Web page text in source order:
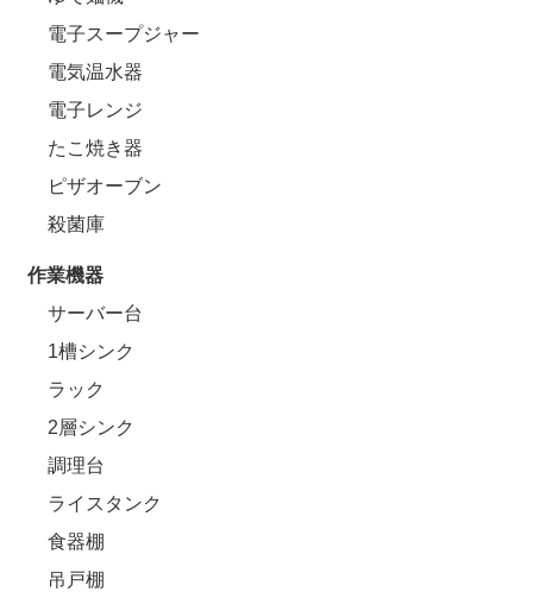
電子スープジャー
電気温水器
電子レンジ
たこ焼き器
ピザオーブン
殺菌庫
作業機器
サーバー台
1槽シンク
ラック
2層シンク
調理台
ライスタンク
食器棚
吊戸棚